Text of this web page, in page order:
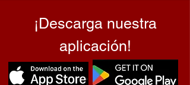
¡Descarga nuestra
aplicación!